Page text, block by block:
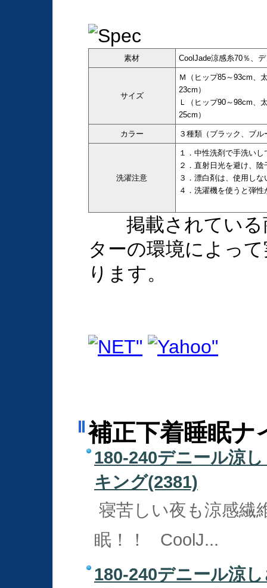
素材 CoolJade涼感糸70％、
サイズ
Ｍ（ヒップ85～93cm、
23cm）
Ｌ（ヒップ90～98cm、
25cm）
カラー ３種類（ブラック、ブ
洗濯注意
１．中性洗剤で手洗いし
２．直射日光を避け、
３．漂白剤は、使用し
４．洗濯機を使うと弾
掲載されている
ターの環境によっ
ります。
補正下着睡眠ナ
180-240デニール涼
キング(2381)
寝苦しい夜も涼感繊
眠！！ CoolJ...
180-240デニール涼